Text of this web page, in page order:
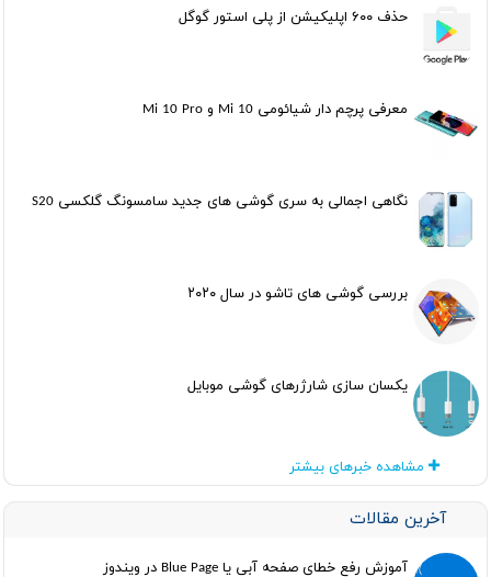
حذف ۶۰۰ اپلیکیشن از پلی استور گوگل
معرفی پرچم دار شیائومی Mi 10 و Mi 10 Pro
نگاهی اجمالی به سری گوشی های جدید سامسونگ گلکسی S20
بررسی گوشی های تاشو در سال ۲۰۲۰
یکسان سازی شارژرهای گوشی موبایل
مشاهده خبرهای بیشتر
آخرین مقالات
آموزش رفع خطای صفحه آبی یا Blue Page در ویندوز